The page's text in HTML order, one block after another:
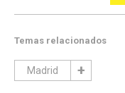
Temas relacionados
Madrid